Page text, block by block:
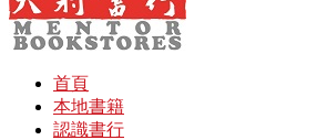
首頁
本地書籍
認識書行